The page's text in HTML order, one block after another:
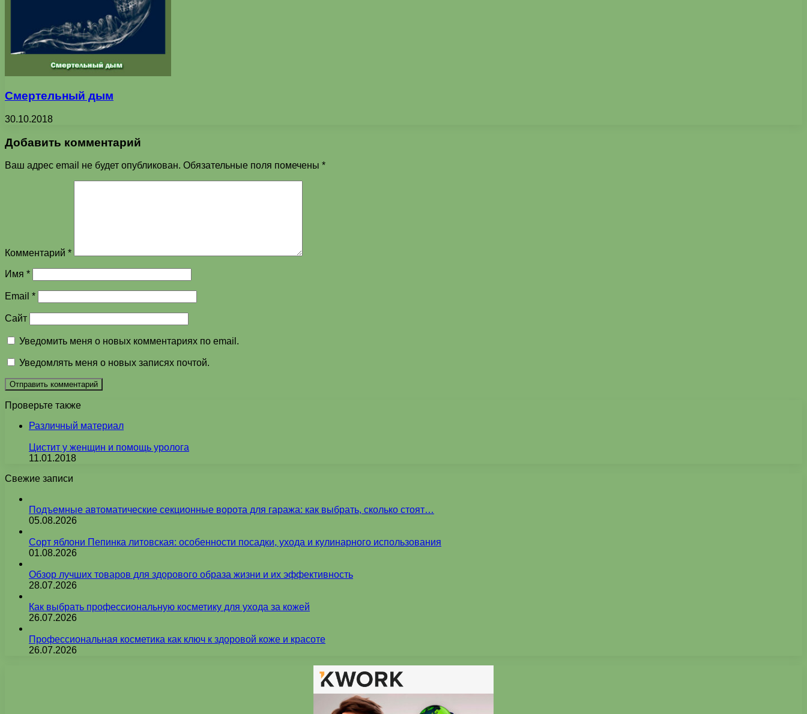
Смертельный дым
30.10.2018
Добавить комментарий
Ваш адрес email не будет опубликован. Обязательные поля помечены *
Комментарий *
Имя *
Email *
Сайт
Уведомить меня о новых комментариях по email.
Уведомлять меня о новых записях почтой.
Проверьте также
Различный материал
Цистит у женщин и помощь уролога
11.01.2018
Свежие записи
Подъемные автоматические секционные ворота для гаража: как выбрать, сколько стоят…
05.08.2026
Сорт яблони Пепинка литовская: особенности посадки, ухода и кулинарного использования
01.08.2026
Обзор лучших товаров для здорового образа жизни и их эффективность
28.07.2026
Как выбрать профессиональную косметику для ухода за кожей
26.07.2026
Профессиональная косметика как ключ к здоровой коже и красоте
26.07.2026